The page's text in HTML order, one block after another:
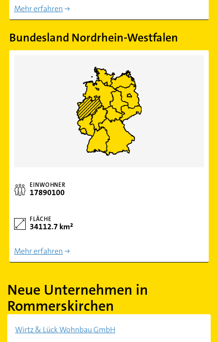
Mehr erfahren
Bundesland Nordrhein-Westfalen
EINWOHNER
17890100
FLÄCHE
34112.7 km²
Mehr erfahren
Neue Unternehmen in
Rommerskirchen
Wirtz & Lück Wohnbau GmbH